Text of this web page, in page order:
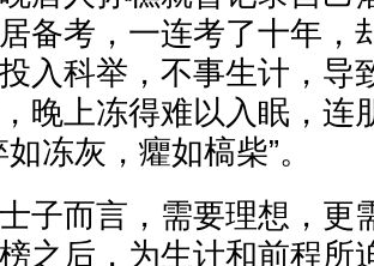
备考，一连考了十年，
入科举，不事生计，导
晚上冻得难以入眠，连
冻灰，癯如槁柴”。
子而言，需要理想，更
之后，为生计和前程所